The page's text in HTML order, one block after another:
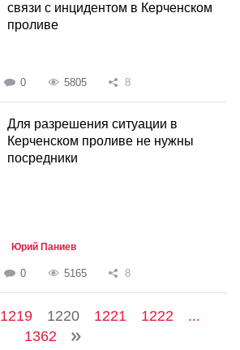
связи с инцидентом в Керченском
проливе
0 5805 8
Для разрешения ситуации в
Керченском проливе не нужны
посредники
Юрий Паниев
0 5165 8
1219 1220 1221 1222
...
1362